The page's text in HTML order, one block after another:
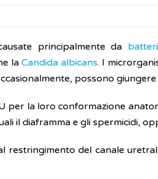
disturbi (sintomi) e
una malattia e non ha
urinarie sono:
alte vie urinarie includono:
principalmente da batteri
laCandida albicans. I
possono
per la loro conformazione
il diaframma e gli spermicidi,
restringimento del canale